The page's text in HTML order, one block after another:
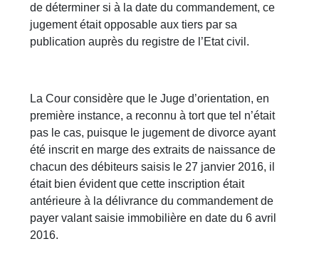
de déterminer si à la date du commandement, ce
jugement était opposable aux tiers par sa
publication auprès du registre de l’Etat civil.
La Cour considère que le Juge d’orientation, en
première instance, a reconnu à tort que tel n’était
pas le cas, puisque le jugement de divorce ayant
été inscrit en marge des extraits de naissance de
chacun des débiteurs saisis le 27 janvier 2016, il
était bien évident que cette inscription était
antérieure à la délivrance du commandement de
payer valant saisie immobilière en date du 6 avril
2016.